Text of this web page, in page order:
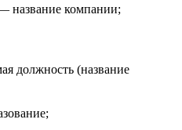
компании;
должность (название